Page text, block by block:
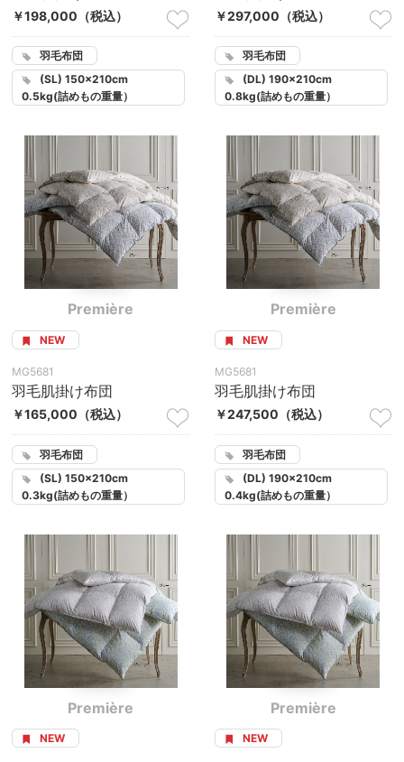
￥198,000 （税込）
羽毛布団
(SL) 150×210cm
0.5kg(詰めもの重量）
￥297,000 （税込）
羽毛布団
(DL) 190×210cm
0.8kg(詰めもの重量）
Première
NEW
MG5681
羽毛肌掛け布団
￥165,000 （税込）
羽毛布団
(SL) 150×210cm
0.3kg(詰めもの重量）
Première
NEW
MG5681
羽毛肌掛け布団
￥247,500 （税込）
羽毛布団
(DL) 190×210cm
0.4kg(詰めもの重量）
Première
NEW
Première
NEW